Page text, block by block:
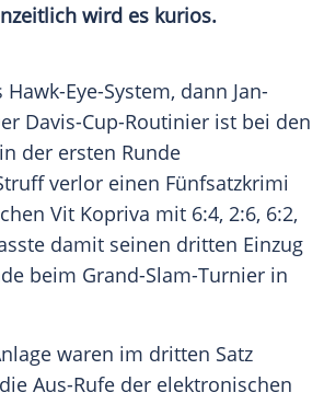
wird es kurios.
Eye-System, dann Jan-
Davis-Cup-Routinier ist bei den
der ersten Runde
verlor einen Fünfsatzkrimi
Vit Kopriva mit 6:4, 2:6, 6:2,
damit seinen dritten Einzug
beim Grand-Slam-Turnier in
waren im dritten Satz
Aus-Rufe der elektronischen